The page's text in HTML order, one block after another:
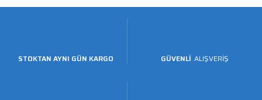
STOKTAN AYNI GÜN KARGO GÜVENLİ ALIŞVERİŞ